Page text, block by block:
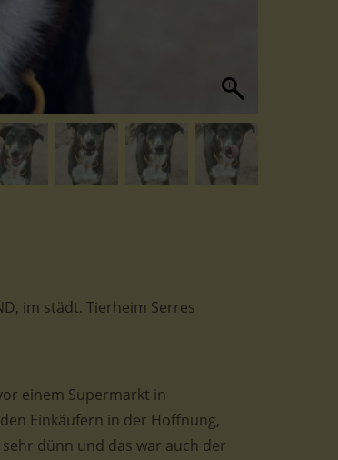
im städt. Tierheim Serres
einem Supermarkt in
Einkäufern in der Hoffnung,
sehr dünn und das war auch der